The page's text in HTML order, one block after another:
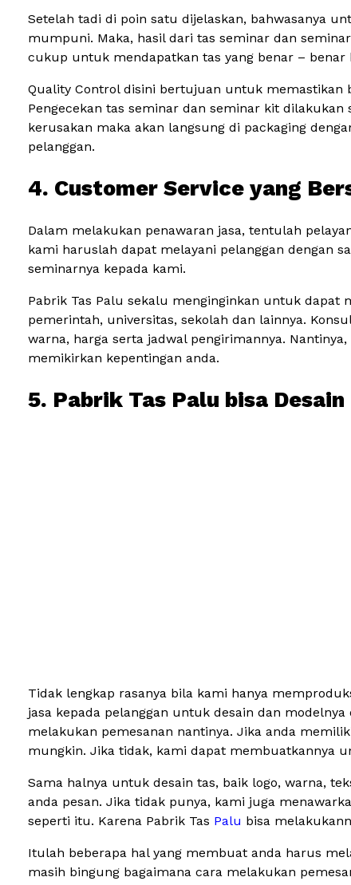
Setelah tadi di poin satu dijelaskan, bahwasanya
mumpuni. Maka, hasil dari tas seminar dan
cukup untuk mendapatkan tas yang benar –
Quality Control disini bertujuan untuk memastikan
Pengecekan tas seminar dan seminar kit
kerusakan maka akan langsung di packaging
pelanggan.
4. Customer Service yang
Dalam melakukan penawaran jasa, tentulah
kami haruslah dapat melayani pelanggan dengan
seminarnya kepada kami.
Pabrik Tas Palu sekalu menginginkan untuk dapat
pemerintah, universitas, sekolah dan lainnya.
warna, harga serta jadwal pengirimannya.
memikirkan kepentingan anda.
5. Pabrik Tas Palu bisa
Tidak lengkap rasanya bila kami hanya
jasa kepada pelanggan untuk desain dan
melakukan pemesanan nantinya. Jika anda
mungkin. Jika tidak, kami dapat membuatkannya
Sama halnya untuk desain tas, baik logo, warna,
anda pesan. Jika tidak punya, kami juga
seperti itu. Karena Pabrik Tas Palu bisa
Itulah beberapa hal yang membuat anda harus
masih bingung bagaimana cara melakukan